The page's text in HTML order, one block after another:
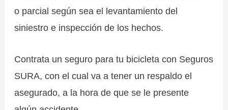
o parcial según sea el levantamiento del
siniestro e inspección de los hechos.
Contrata un seguro para tu bicicleta con Seguros
SURA, con el cual va a tener un respaldo el
asegurado, a la hora de que se le presente